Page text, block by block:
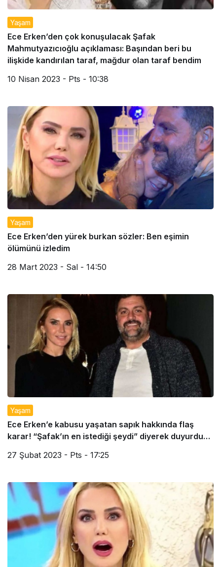
Yaşam
Ece Erken’den çok konuşulacak Şafak
Mahmutyazıcıoğlu açıklaması: Başından beri bu
ilişkide kandırılan taraf, mağdur olan taraf bendim
10 Nisan 2023 - Pts - 10:38
Yaşam
Ece Erken’den yürek burkan sözler: Ben eşimin
ölümünü izledim
28 Mart 2023 - Sal - 14:50
Yaşam
Ece Erken’e kabusu yaşatan sapık hakkında flaş
karar! “Şafak’ın en istediği şeydi” diyerek duyurdu…
27 Şubat 2023 - Pts - 17:25